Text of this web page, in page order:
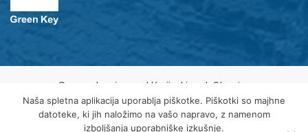
© 2021 Javni zavod Krajinski park Strunjan
Varovanje osebnih podatkov
Piškotki
Izjava o dostopnosti
Naša spletna aplikacija uporablja piškotke. Piškotki so majhne
datoteke, ki jih naložimo na vašo napravo, z namenom
izboljšanja uporabniške izkušnje.